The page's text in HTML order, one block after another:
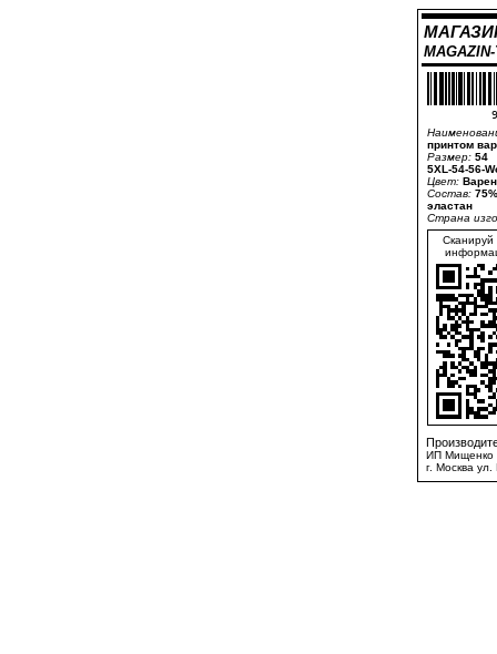
принтом
Размер: 54
5XL-54-56-
Цвет:
Состав:
эластан
Страна
Сканируй
ИП Мищенко
г. Москва